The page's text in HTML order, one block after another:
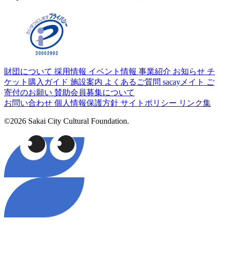
財団について 採用情報 イベント情報 事業紹介 お知らせ チ
ケット購入ガイド 施設案内 よくあるご質問 sacayメイト ご
寄付のお願い 賛助会員募集について
お問い合わせ 個人情報保護方針 サイトポリシー リンク集
©2026 Sakai City Cultural Foundation.